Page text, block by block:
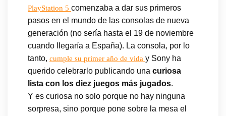
PlayStation 5 comenzaba a dar sus primeros
pasos en el mundo de las consolas de nueva
generación (no sería hasta el 19 de noviembre
cuando llegaría a España). La consola, por lo
tanto, cumple su primer año de vida y Sony ha
querido celebrarlo publicando una curiosa
lista con los diez juegos más jugados.
Y es curiosa no solo porque no hay ninguna
sorpresa, sino porque pone sobre la mesa el